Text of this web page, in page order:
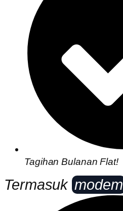
Tagihan Bulanan Flat!
Termasukmodem